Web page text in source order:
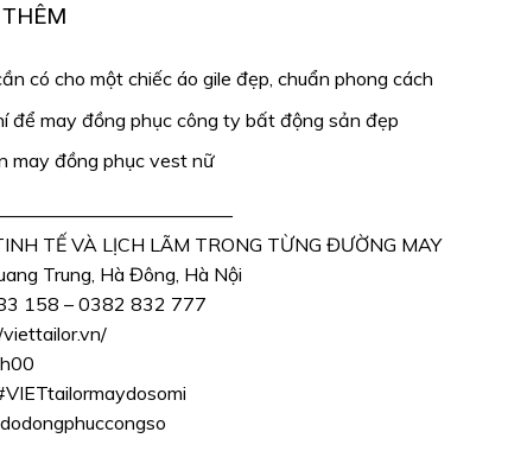
có cho một chiếc áo gile đẹp, chuẩn phong cách
để may đồng phục công ty bất động sản đẹp
may đồng phục vest nữ
TẾ VÀ LỊCH LÃM TRONG TỪNG ĐƯỜNG MAY
Trung, Hà Đông, Hà Nội
158 – 0382 832 777